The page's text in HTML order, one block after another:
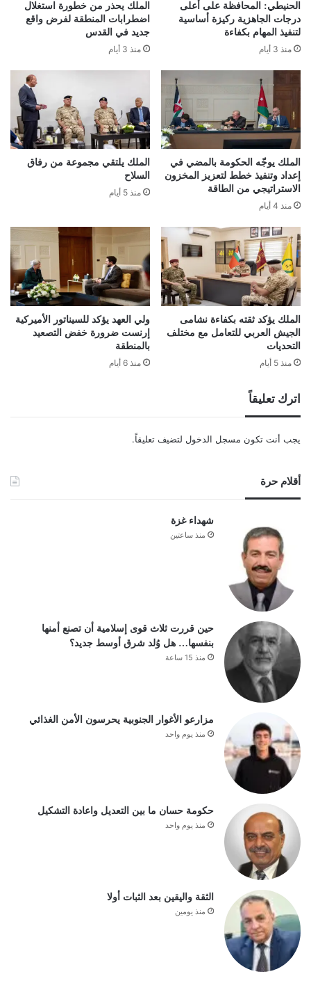
الحنيطي: المحافظة على أعلى
درجات الجاهزية ركيزة أساسية
لتنفيذ المهام بكفاءة
منذ 3 أيام
الملك يحذر من خطورة استغلال
اضطرابات المنطقة لفرض واقع
جديد في القدس
منذ 3 أيام
الملك يوجّه الحكومة بالمضي في
إعداد وتنفيذ خطط لتعزيز المخزون
الاستراتيجي من الطاقة
منذ 4 أيام
الملك يلتقي مجموعة من رفاق
السلاح
منذ 5 أيام
الملك يؤكد ثقته بكفاءة نشامى
الجيش العربي للتعامل مع مختلف
التحديات
منذ 5 أيام
ولي العهد يؤكد للسيناتور الأميركية
إرنست ضرورة خفض التصعيد
بالمنطقة
منذ 6 أيام
اترك تعليقاً
يجب أنت تكون مسجل الدخول لتضيف تعليقاً.
أقلام حرة
شهداء غزة
منذ ساعتين
حين قررت ثلاث قوى إسلامية أن تصنع أمنها
بنفسها… هل وُلد شرق أوسط جديد؟
منذ 15 ساعة
مزارعو الأغوار الجنوبية يحرسون الأمن الغذائي
منذ يوم واحد
حكومة حسان ما بين التعديل واعادة التشكيل
منذ يوم واحد
الثقة واليقين بعد الثبات أولا
منذ يومين